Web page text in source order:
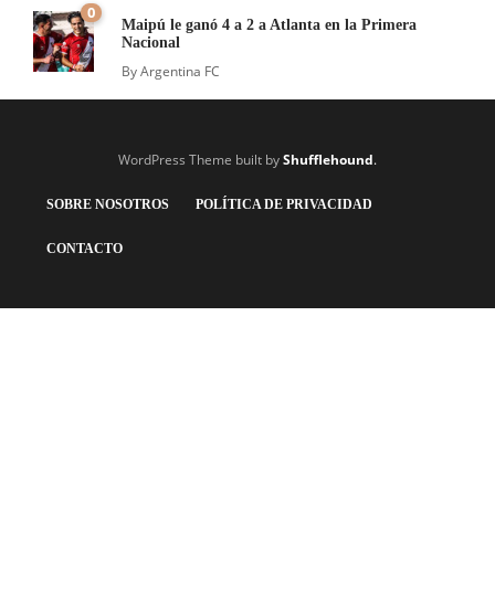
0
Maipú le ganó 4 a 2 a Atlanta en la Primera
Nacional
ByArgentina FC
WordPress Theme built byShufflehound.
SOBRE NOSOTROS POLÍTICA DE PRIVACIDAD
CONTACTO